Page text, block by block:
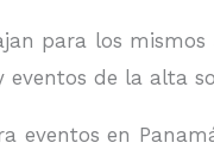
para los
de la alta
eventos en